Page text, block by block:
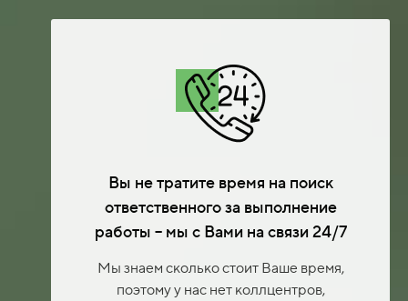
Вы не тратите время на поиск
ответственного за выполнение
работы – мы с Вами на связи 24/7
Мы знаем сколько стоит Ваше время,
поэтому у нас нет коллцентров,